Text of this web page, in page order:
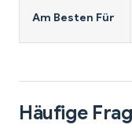
Am Besten Für
Häufige